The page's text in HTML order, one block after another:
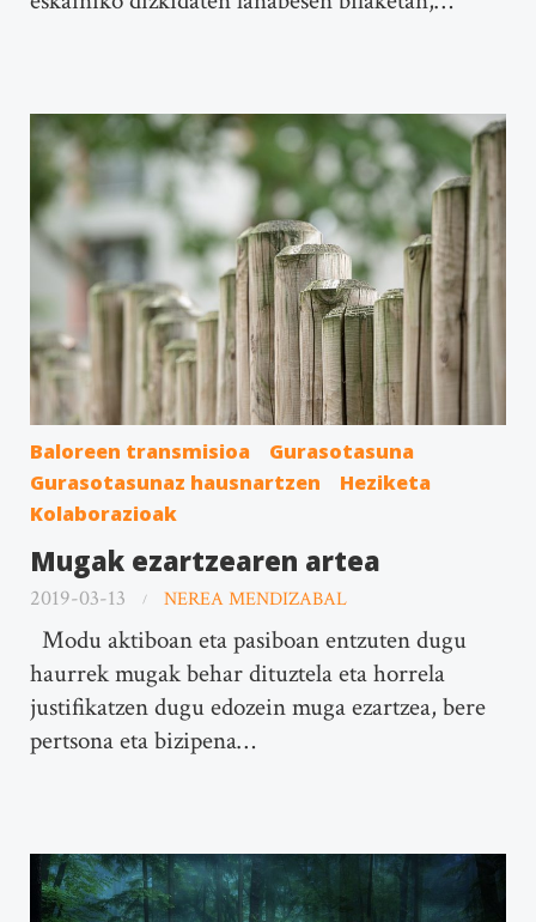
Baloreen transmisioa
Gurasotasuna
Gurasotasunaz hausnartzen
Heziketa
Kolaborazioak
Mugak ezartzearen artea
2019-03-13 NEREA MENDIZABAL
Modu aktiboan eta pasiboan entzuten dugu
haurrek mugak behar dituztela eta horrela
justifikatzen dugu edozein muga ezartzea, bere
pertsona eta bizipena…